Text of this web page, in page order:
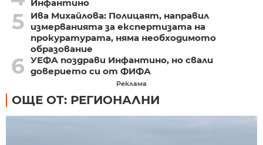
Инфантино
5
Ива Михайлова: Полицаят, направил
измерванията за експертизата на
прокуратурата, няма необходимото
образование
6 УЕФА поздрави Инфантино, но свали
доверието си от ФИФА
Реклама
ОЩЕ ОТ: РЕГИОНАЛНИ